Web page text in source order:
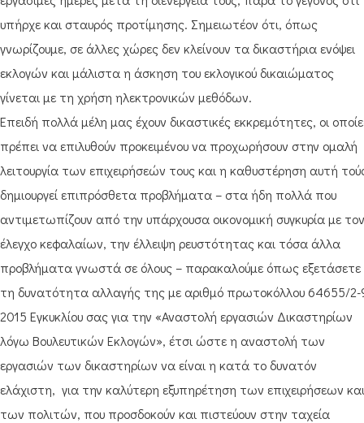
υπήρχε και σταυρός προτίμησης. Σημειωτέον ότι, όπως
γνωρίζουμε, σε άλλες χώρες δεν κλείνουν τα δικαστήρια ενόψει
εκλογών και μάλιστα η άσκηση του εκλογικού δικαιώματος
γίνεται με τη χρήση ηλεκτρονικών μεθόδων.
Επειδή πολλά μέλη μας έχουν δικαστικές εκκρεμότητες, οι
πρέπει να επιλυθούν προκειμένου να προχωρήσουν στην ομαλή
λειτουργία των επιχειρήσεών τους και η καθυστέρηση αυτή
δημιουργεί επιπρόσθετα προβλήματα – στα ήδη πολλά που
αντιμετωπίζουν από την υπάρχουσα οικονομική συγκυρία με τον
έλεγχο κεφαλαίων, την έλλειψη ρευστότητας και τόσα άλλα
προβλήματα γνωστά σε όλους – παρακαλούμε όπως εξετάσετε
τη δυνατότητα αλλαγής της με αριθμό πρωτοκόλλου 64655/2-
2015 Εγκυκλίου σας για την «Αναστολή εργασιών Δικαστηρίων
λόγω Βουλευτικών Εκλογών», έτσι ώστε η αναστολή των
εργασιών των δικαστηρίων να είναι η κατά το δυνατόν
ελάχιστη, για την καλύτερη εξυπηρέτηση των επιχειρήσεων και
των πολιτών, που προσδοκούν και πιστεύουν στην ταχεία